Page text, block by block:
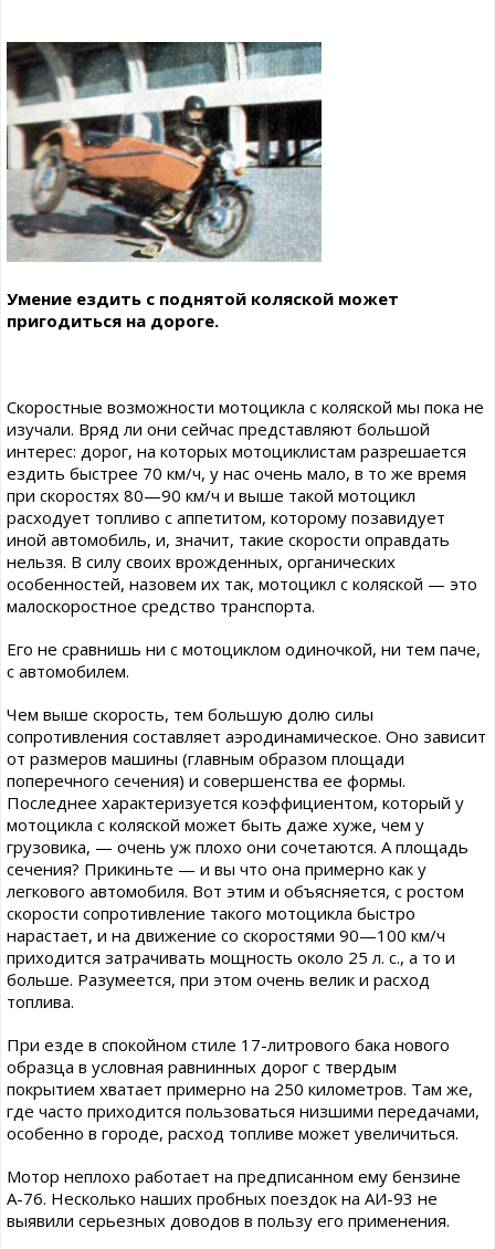
Умение ездить с поднятой коляской может
пригодиться на дороге.
Скоростные возможности мотоцикла с коляской мы пока не
изучали. Вряд ли они сейчас представляют большой
интерес: дорог, на которых мотоциклистам разрешается
ездить быстрее 70 км/ч, у нас очень мало, в то же время
при скоростях 80—90 км/ч и выше такой мотоцикл
расходует топливо с аппетитом, которому позавидует
иной автомобиль, и, значит, такие скорости оправдать
нельзя. В силу своих врожденных, органических
особенностей, назовем их так, мотоцикл с коляской — это
малоскоростное средство транспорта.
Его не сравнишь ни с мотоциклом одиночкой, ни тем паче,
с автомобилем.
Чем выше скорость, тем большую долю силы
сопротивления составляет аэродинамическое. Оно зависит
от размеров машины (главным образом площади
поперечного сечения) и совершенства ее формы.
Последнее характеризуется коэффициентом, который у
мотоцикла с коляской может быть даже хуже, чем у
грузовика, — очень уж плохо они сочетаются. А площадь
сечения? Прикиньте — и вы что она примерно как у
легкового автомобиля. Вот этим и объясняется, с ростом
скорости сопротивление такого мотоцикла быстро
нарастает, и на движение со скоростями 90—100 км/ч
приходится затрачивать мощность около 25 л. с., а то и
больше. Разумеется, при этом очень велик и расход
топлива.
При езде в спокойном стиле 17-литрового бака нового
образца в условная равнинных дорог с твердым
покрытием хватает примерно на 250 километров. Там же,
где часто приходится пользоваться низшими передачами,
особенно в городе, расход топливе может увеличиться.
Мотор неплохо работает на предписанном ему бензине
А-76. Несколько наших пробных поездок на АИ-93 не
выявили серьезных доводов в пользу его применения.